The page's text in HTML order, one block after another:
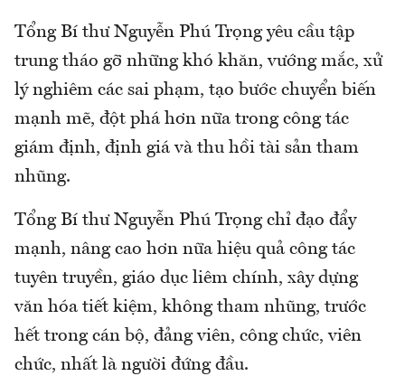
Tổng Bí thư Nguyễn Phú Trọng yêu cầu tập
trung tháo gỡ những khó khăn, vướng mắc, xử
lý nghiêm các sai phạm, tạo bước chuyển biến
mạnh mẽ, đột phá hơn nữa trong công tác
giám định, định giá và thu hồi tài sản tham
nhũng.
Tổng Bí thư Nguyễn Phú Trọng chỉ đạo đẩy
mạnh, nâng cao hơn nữa hiệu quả công tác
tuyên truyền, giáo dục liêm chính, xây dựng
văn hóa tiết kiệm, không tham nhũng, trước
hết trong cán bộ, đảng viên, công chức, viên
chức, nhất là người đứng đầu.